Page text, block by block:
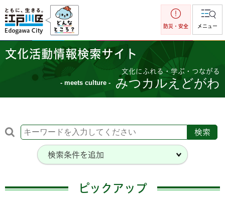
江戸川区
防災・安全 メニュー
文化活動情報検索サイト
文化にふれる・学ぶ・つながる
- meets culture - みつカルえどがわ
検索条件を追加
ピックアップ